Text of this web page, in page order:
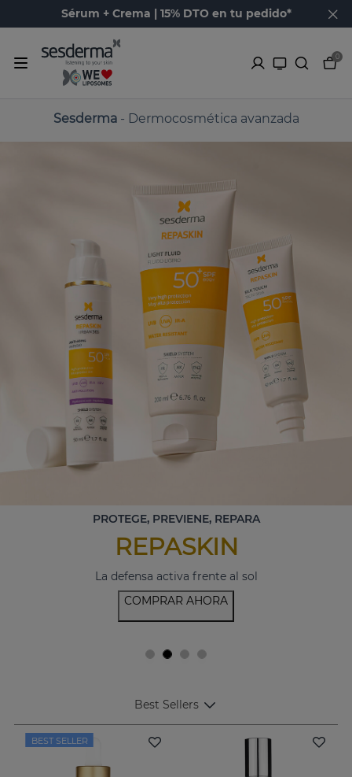
Sérum + Crema | 15% DTO en tu pedido*
0
Sesderma- Dermocosmética avanzada
PROTEGE, PREVIENE, REPARA
REPASKIN
La defensa activa frente al sol
COMPRAR AHORA
Best Sellers
BEST SELLER